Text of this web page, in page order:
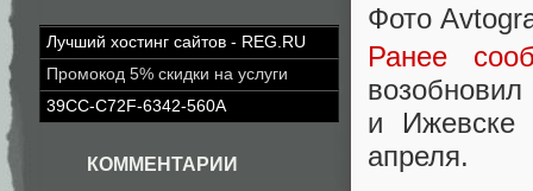
Лучший хостинг сайтов - REG.RU
Промокод 5% скидки на услуги
39CC-C72F-6342-560A
КОММЕНТАРИИ
Фото
Ранее
возобновил
и Ижевске
апреля.